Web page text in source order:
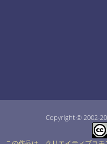
Copyright © 2002-